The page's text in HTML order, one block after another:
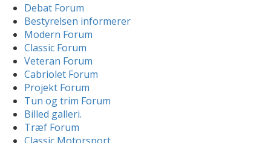
Debat Forum
Bestyrelsen informerer
Modern Forum
Classic Forum
Veteran Forum
Cabriolet Forum
Projekt Forum
Tun og trim Forum
Billed galleri.
Træf Forum
Classic Motorsport